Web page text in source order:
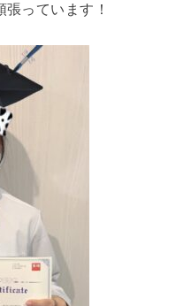
っています！